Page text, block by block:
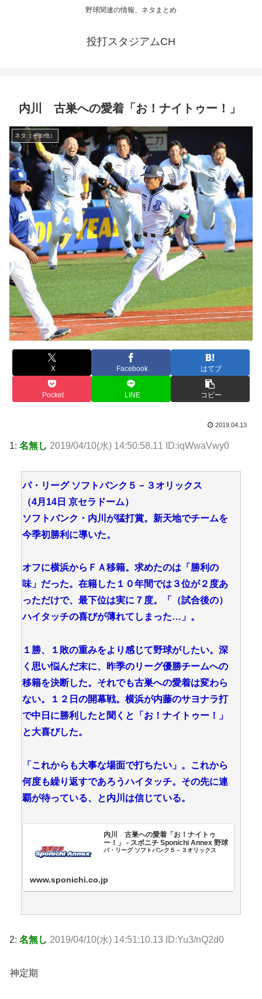
野球関連の情報、ネタまとめ
投打スタジアムCH
内川 古巣への愛着「お！ナイトゥー！」
ネタ（その他）
X Facebook はてブ
Pocket LINE コピー
2019.04.13
1: 名無し 2019/04/10(水) 14:50:58.11 ID:iqWwaVwy0
パ・リーグ ソフトバンク５－３オリックス
（4月14日 京セラドーム）
ソフトバンク・内川が猛打賞。新天地でチームを
今季初勝利に導いた。
オフに横浜からＦＡ移籍。求めたのは「勝利の
味」だった。在籍した１０年間では３位が２度あ
っただけで、最下位は実に７度。「（試合後の）
ハイタッチの喜びが薄れてしまった…」。
１勝、１敗の重みをより感じて野球がしたい。深
く思い悩んだ末に、昨季のリーグ優勝チームへの
移籍を決断した。それでも古巣への愛着は変わら
ない。１２日の開幕戦。横浜が内藤のサヨナラ打
で中日に勝利したと聞くと「お！ナイトゥー！」
と大喜びした。
「これからも大事な場面で打ちたい」。これから
何度も繰り返すであろうハイタッチ。その先に連
覇が待っている、と内川は信じている。
内川 古巣への愛着「お！ナイトゥ
ー！」 - スポニチ Sponichi Annex 野球
パ・リーグ ソフトバンク５－３オリックス
www.sponichi.co.jp
2: 名無し 2019/04/10(水) 14:51:10.13 ID:Yu3/nQ2d0
神定期